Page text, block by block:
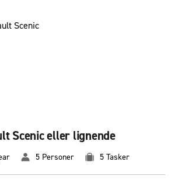
Scenic eller lignende
5 Personer 5 Tasker